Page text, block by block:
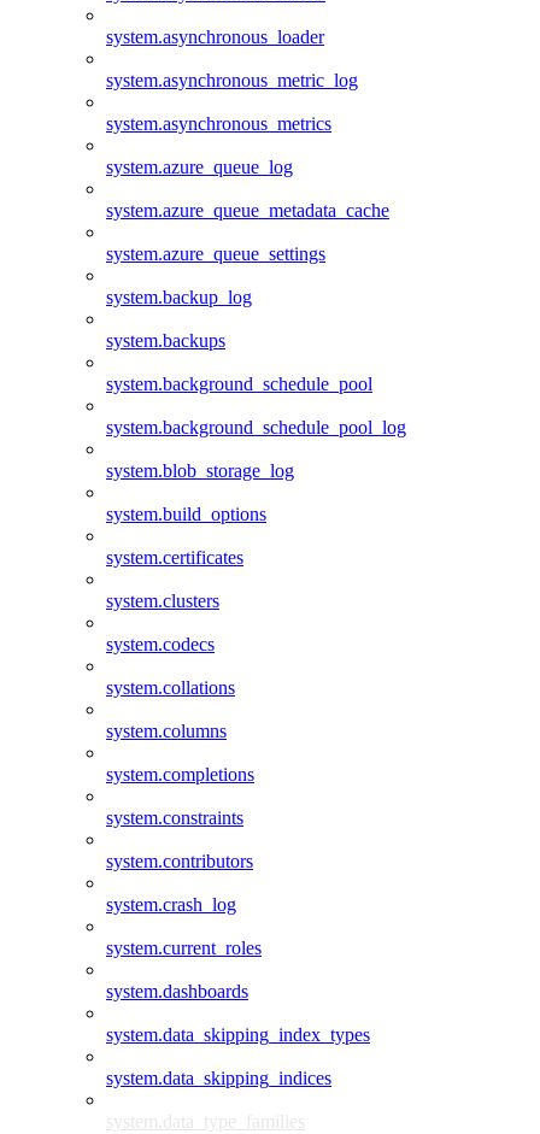
system.asynchronous_loader
system.asynchronous_metric_log
system.asynchronous_metrics
system.azure_queue_log
system.azure_queue_metadata_cache
system.azure_queue_settings
system.backup_log
system.backups
system.background_schedule_pool
system.background_schedule_pool_log
system.blob_storage_log
system.build_options
system.certificates
system.clusters
system.codecs
system.collations
system.columns
system.completions
system.constraints
system.contributors
system.crash_log
system.current_roles
system.dashboards
system.data_skipping_index_types
system.data_skipping_indices
system.data_type_families